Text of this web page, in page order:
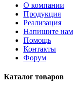
О компании
Продукция
Реализация
Напишите нам
Помощь
Контакты
Форум
Каталог товаров